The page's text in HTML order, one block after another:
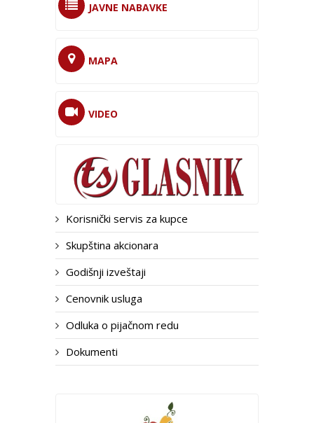
JAVNE NABAVKE
MAPA
VIDEO
Korisnički servis za kupce
Skupština akcionara
Godišnji izveštaji
Cenovnik usluga
Odluka o pijačnom redu
Dokumenti